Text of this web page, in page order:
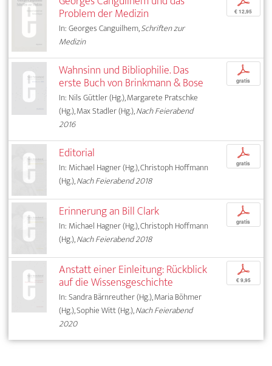
Problem der Medizin
In: Georges Canguilhem,Schriften zur
Medizin
€ 12,95
Wahnsinn und Bibliophilie. Das
erste Buch von Brinkmann & Bose
In: Nils Güttler (Hg.), Margarete Pratschke
(Hg.), Max Stadler (Hg.),Nach Feierabend
2016
p
gratis
Editorial
In: Michael Hagner (Hg.), Christoph Hoffmann
(Hg.),Nach Feierabend 2018
p
gratis
Erinnerung an Bill Clark
In: Michael Hagner (Hg.), Christoph Hoffmann
(Hg.),Nach Feierabend 2018
p
gratis
Anstatt einer Einleitung: Rückblick
auf die Wissensgeschichte
In: Sandra Bärnreuther (Hg.), Maria Böhmer
(Hg.), Sophie Witt (Hg.),Nach Feierabend
2020
p
€ 9,95